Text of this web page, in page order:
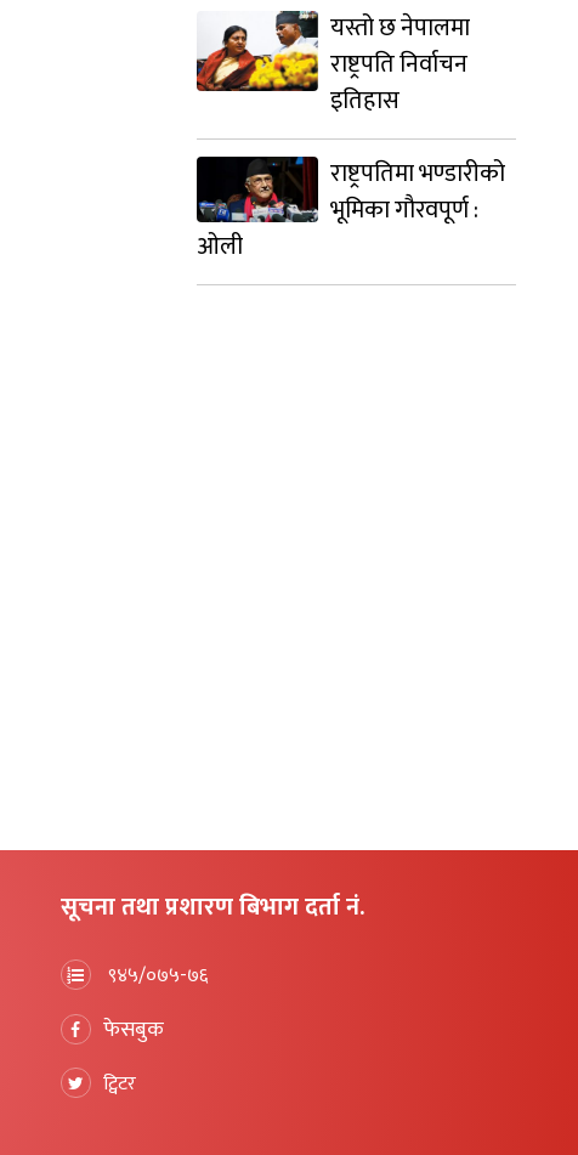
यस्तो छ नेपालमा
राष्ट्रपति निर्वाचन
इतिहास
राष्ट्रपतिमा भण्डारीको
भूमिका गौरवपूर्ण :
ओली
सूचना तथा प्रशारण बिभाग दर्ता नं.
९४५/०७५-७६
फेसबुक
ट्विटर